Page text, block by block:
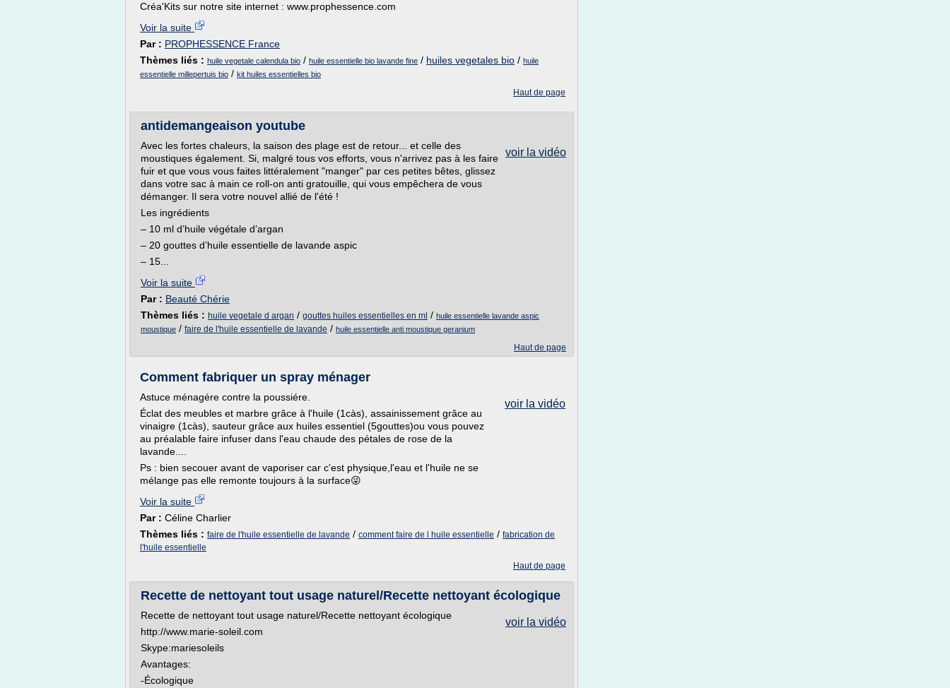
Créa'Kits sur notre site internet : www.prophessence.com
Voir la suite
Par : PROPHESSENCE France
Thèmes liés : huile vegetale calendula bio / huile essentielle bio lavande fine / huiles vegetales bio / huile
essentielle millepertuis bio / kit huiles essentielles bio
Haut de page
antidemangeaison youtube
voir la vidéo
Avec les fortes chaleurs, la saison des plage est de retour... et celle des
moustiques également. Si, malgré tous vos efforts, vous n'arrivez pas à les faire
fuir et que vous vous faites littéralement "manger" par ces petites bêtes, glissez
dans votre sac à main ce roll-on anti gratouille, qui vous empêchera de vous
démanger. Il sera votre nouvel allié de l'été !
Les ingrédients
– 10 ml d’huile végétale d’argan
– 20 gouttes d’huile essentielle de lavande aspic
– 15...
Voir la suite
Par : Beauté Chérie
Thèmes liés : huile vegetale d argan / gouttes huiles essentielles en ml / huile essentielle lavande aspic
moustique / faire de l'huile essentielle de lavande / huile essentielle anti moustique geranium
Haut de page
Comment fabriquer un spray ménager
voir la vidéo
Astuce ménagére contre la poussiére.
Éclat des meubles et marbre grâce à l'huile (1càs), assainissement grâce au
vinaigre (1càs), sauteur grâce aux huiles essentiel (5gouttes)ou vous pouvez
au préalable faire infuser dans l'eau chaude des pétales de rose de la
lavande....
Ps : bien secouer avant de vaporiser car c'est physique,l'eau et l'huile ne se
mélange pas elle remonte toujours à la surface😜
Voir la suite
Par : Céline Charlier
Thèmes liés : faire de l'huile essentielle de lavande / comment faire de l huile essentielle / fabrication de
l'huile essentielle
Haut de page
Recette de nettoyant tout usage naturel/Recette nettoyant écologique
voir la vidéo
Recette de nettoyant tout usage naturel/Recette nettoyant écologique
http://www.marie-soleil.com
Skype:mariesoleils
Avantages:
-Écologique